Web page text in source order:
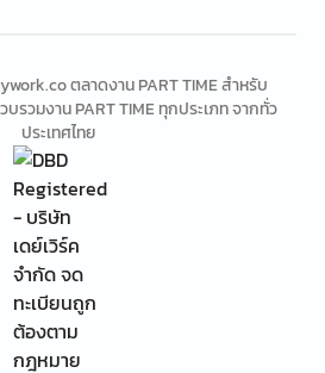
ตลาดงาน PART TIME สำหรับ
วมงาน PART TIME ทุกประเภท จากทั่ว
ประเทศไทย